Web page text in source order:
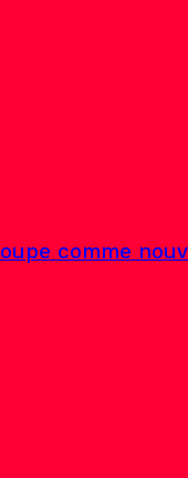
comme